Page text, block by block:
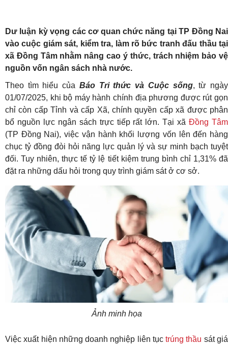
Dư luận kỳ vọng các cơ quan chức năng tại TP Đồng Nai
vào cuộc giám sát, kiểm tra, làm rõ bức tranh đấu thầu tại
xã Đồng Tâm nhằm nâng cao ý thức, trách nhiệm bảo vệ
nguồn vốn ngân sách nhà nước.
Theo tìm hiểu của Báo Tri thức và Cuộc sống, từ ngày
01/07/2025, khi bộ máy hành chính địa phương được rút gọn
chỉ còn cấp Tỉnh và cấp Xã, chính quyền cấp xã được phân
bổ nguồn lực ngân sách trực tiếp rất lớn. Tại xãĐồng Tâm
(TP Đồng Nai), việc vận hành khối lượng vốn lên đến hàng
chục tỷ đồng đòi hỏi năng lực quản lý và sự minh bạch tuyệt
đối. Tuy nhiên, thực tế tỷ lệ tiết kiệm trung bình chỉ 1,31% đã
đặt ra những dấu hỏi trong quy trình giám sát ở cơ sở.
Ảnh minh họa
Việc xuất hiện những doanh nghiệp liên tụctrúng thầu sát giá